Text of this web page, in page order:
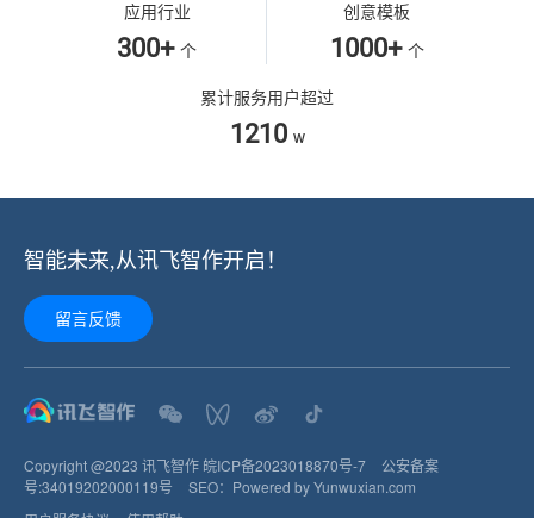
应用行业
300+ 个
创意模板
1000+ 个
累计服务用户超过
1210 w
智能未来,从讯飞智作开启！
留言反馈
Copyright @2023 讯飞智作 皖ICP备2023018870号-7
公安备案
号:34019202000119号 SEO： Powered by Yunwuxian.com